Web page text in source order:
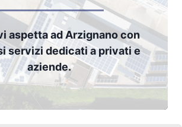
aspetta ad Arzignano con
servizi dedicati a privati e
aziende.